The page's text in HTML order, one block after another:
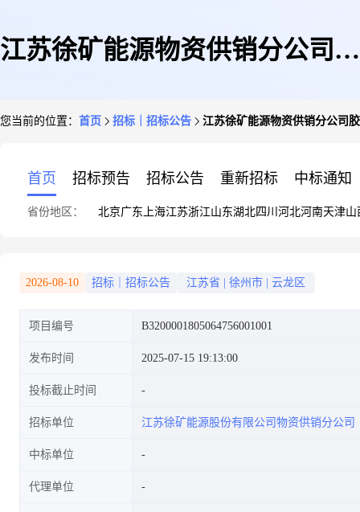
江苏徐矿能源物资供销分公司胶
您当前的位置： 首页 招标｜招标公告 江苏徐矿能源物资供销分公司
首页 招标预告 招标公告 重新招标 中标通知
省份地区： 北京广东 上海江苏浙江山东湖北四川 河北河南天津山
2026-08-10 招标｜招标公告 江苏省 徐州市 云龙区
项目编号 B3200001805064756001001
发布时间 2025-07-15 19:13:00
投标截止时间
招标单位 江苏徐矿能源股份有限公司物资供销分公司
中标单位
代理单位